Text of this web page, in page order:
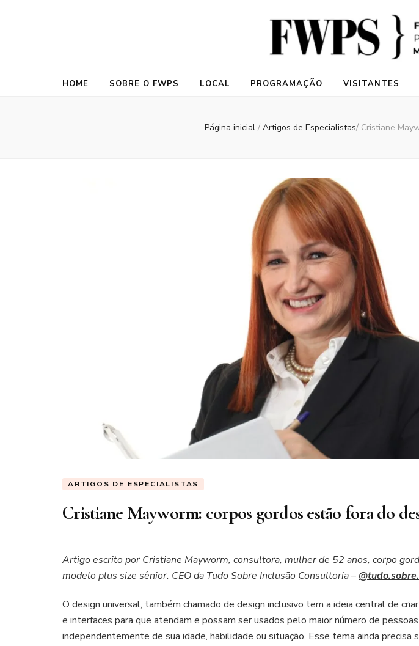
Fashion Weekend
HOME SOBRE O FWPS LOCAL PROGRAMAÇÃO VISITANTES
Página inicial / Artigos de Especialistas/ Cristiane
ARTIGOS DE ESPECIALISTAS
Cristiane Mayworm: corpos gordos estão fora do
Artigo escrito por Cristiane Mayworm, consultora, mulher de 52 anos, corpo
modelo plus size sênior. CEO da Tudo Sobre Inclusão Consultoria –
O design universal, também chamado de design inclusivo tem a ideia central de
e interfaces para que atendam e possam ser usados pelo maior número de
independentemente de sua idade, habilidade ou situação. Esse tema ainda precisa